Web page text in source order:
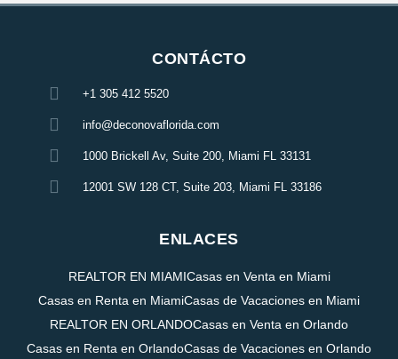
CONTÁCTO
+1 305 412 5520
info@deconovaflorida.com
1000 Brickell Av, Suite 200, Miami FL 33131
12001 SW 128 CT, Suite 203, Miami FL 33186
ENLACES
REALTOR EN MIAMICasas en Venta en Miami
Casas en Renta en MiamiCasas de Vacaciones en Miami
REALTOR EN ORLANDOCasas en Venta en Orlando
Casas en Renta en OrlandoCasas de Vacaciones en Orlando